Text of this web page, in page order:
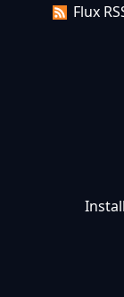
Flux